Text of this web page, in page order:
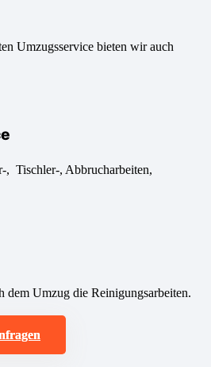
Umzugsservice bieten wir auch
, Tischler-, Abbrucharbeiten,
dem Umzug die Reinigungsarbeiten.